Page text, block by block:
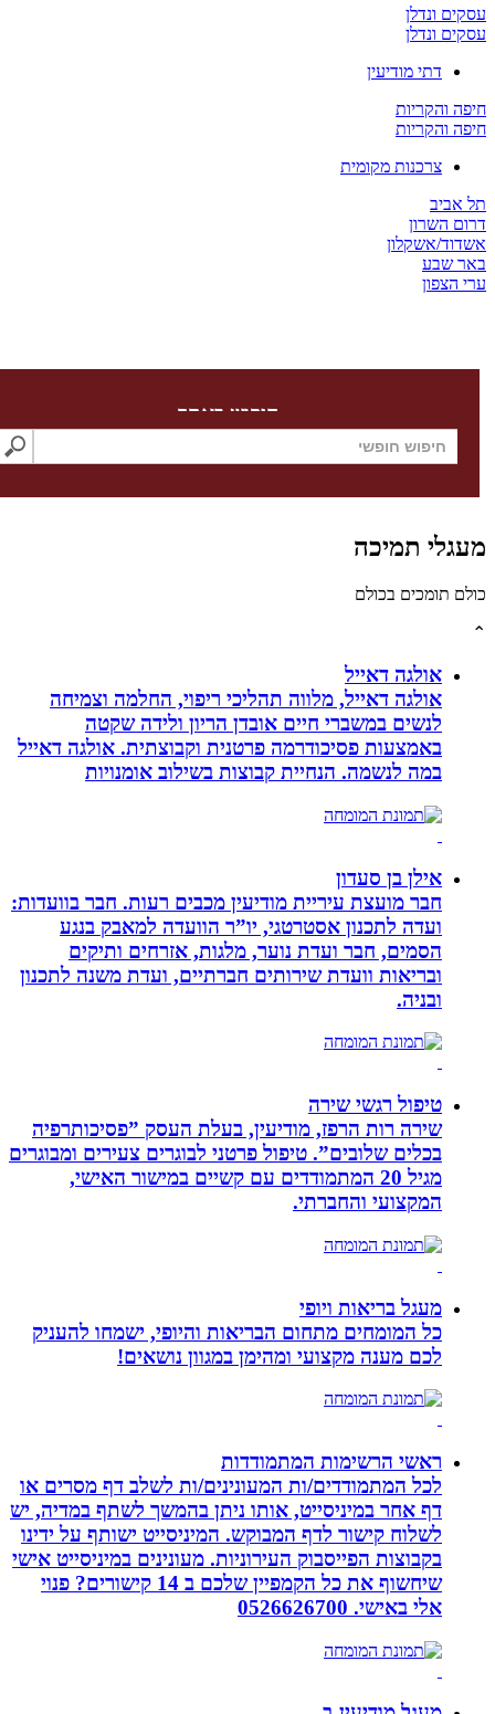
ונדלן
ונדלן
דתי מודיעין
צרכנות מקומית
אשקלון
חיפוש באתר
תמיכה
בכולם
אולגה דאייל
אולגה דאייל, מלווה תהליכי ריפוי, החלמה וצמיחה
לנשים במשברי חיים אובדן הריון ולידה שקטה
באמצעות פסיכודרמה פרטנית וקבוצתית. אולגה דאייל
במה לנשמה. ‏הנחיית קבוצות בשילוב אומנויות‏
אילן בן סעדון
חבר מועצת עיריית מודיעין מכבים רעות. חבר בוועדות:
ועדה לתכנון אסטרטגי, יו”ר הוועדה למאבק בנגע
הסמים, חבר ועדת נוער, מלגות, אזרחים ותיקים
ובריאות וועדת שירותים חברתיים, ועדת משנה לתכנון
טיפול רגשי שירה
שירה רות הרפז, מודיעין, בעלת העסק ”פסיכותרפיה
בכלים שלובים”. טיפול פרטני לבוגרים צעירים ומבוגרים
מגיל 20 המתמודדים עם קשיים במישור האישי,
המקצועי והחברתי.
מעגל בריאות ויופי
כל המומחים מתחום הבריאות והיופי, ישמחו להעניק
לכם מענה מקצועי ומהימן במגוון נושאים!
ראשי הרשימות המתמודדות
לכל המתמודדים/ות המעונינים/ות לשלב דף מסרים או
דף אחר במיניסייט, אותו ניתן בהמשך לשתף במדיה, יש
לשלוח קישור לדף המבוקש. המיניסייט ישותף על ידינו
בקבוצות הפייסבוק העירוניות. מעונינים במיניסייט אישי
שיחשוף את כל הקמפיין שלכם ב 14 קישורים? פנוי
אלי באישי. 0526626700